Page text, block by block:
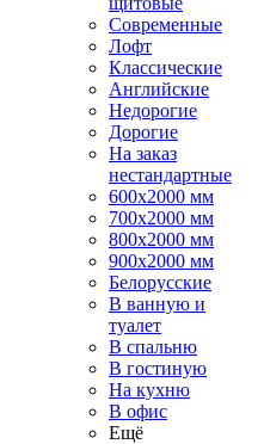
Современные
Лофт
Классические
Английские
Недорогие
Дорогие
На заказ
нестандартные
600х2000 мм
700х2000 мм
800х2000 мм
900х2000 мм
Белорусские
В ванную и
туалет
В спальню
В гостиную
На кухню
В офис
Ещё